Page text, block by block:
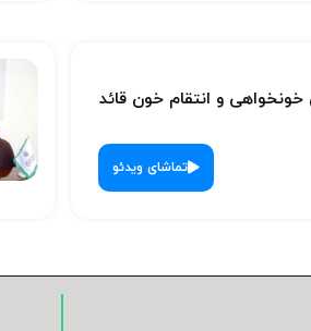
و انتقام خون قائد
تماشای ویدئو